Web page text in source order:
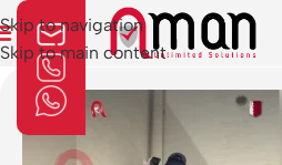
Skip to navigation
Skip to main content